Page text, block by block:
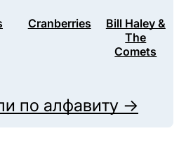
Cranberries
Bill Haley &
The
Comets
по алфавиту →